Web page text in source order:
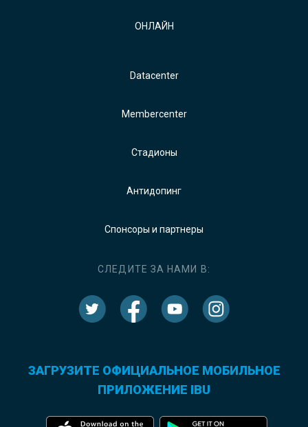
ОНЛАЙН
Datacenter
Membercenter
Стадионы
Антидопинг
Спонсоры и партнеры
СЛЕДИТЕ ЗА НАМИ В:
ЗАГРУЗИТЕ ОФИЦИАЛЬНОЕ МОБИЛЬНОЕ
ПРИЛОЖЕНИЕ IBU